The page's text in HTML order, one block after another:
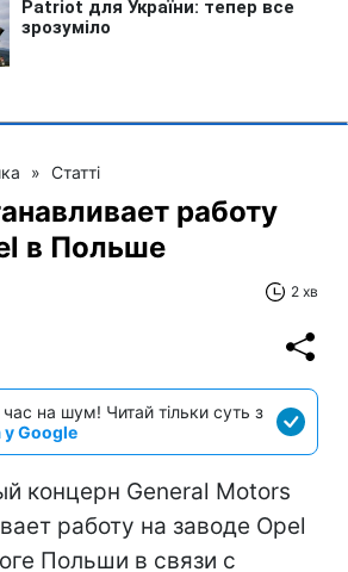
» Статті
работу
в Польше
2 хв
на шум! Читай тільки суть з
у Google
концерн General Motors
работу на заводе Opel
Польши в связи с